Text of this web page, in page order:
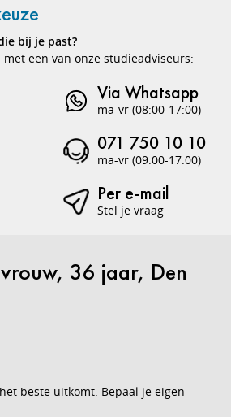
bij je past?
een van onze studieadviseurs:
Via Whatsapp
ma-vr (08:00-17:00)
071 750 10 10
ma-vr (09:00-17:00)
Per e-mail
Stel je vraag
36 jaar, Den
beste uitkomt. Bepaal je eigen